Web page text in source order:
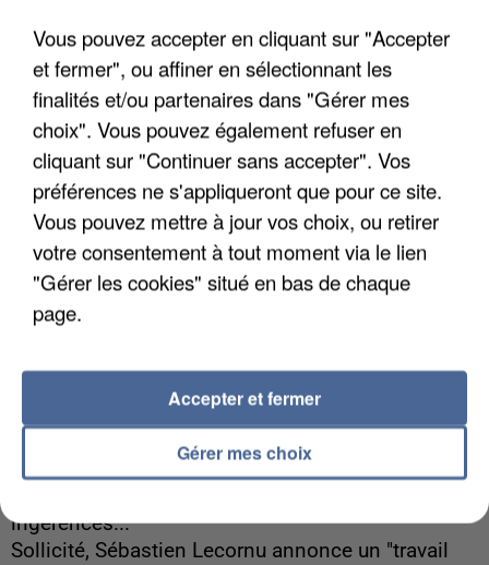
Un cofondateur du réseau avait été interpellé
quelques jours plus tôt.
6 août 2026
ingérences...
Sollicité, Sébastien Lecornu annonce un "travail
Vous pouvez accepter en cliquant sur "Accepter
et fermer", ou affiner en sélectionnant les
finalités et/ou partenaires dans "Gérer mes
choix". Vous pouvez également refuser en
cliquant sur "Continuer sans accepter". Vos
préférences ne s'appliqueront que pour ce site.
Vous pouvez mettre à jour vos choix, ou retirer
votre consentement à tout moment via le lien
"Gérer les cookies" situé en bas de chaque
page.
Gérer mes choix
Accepter et fermer